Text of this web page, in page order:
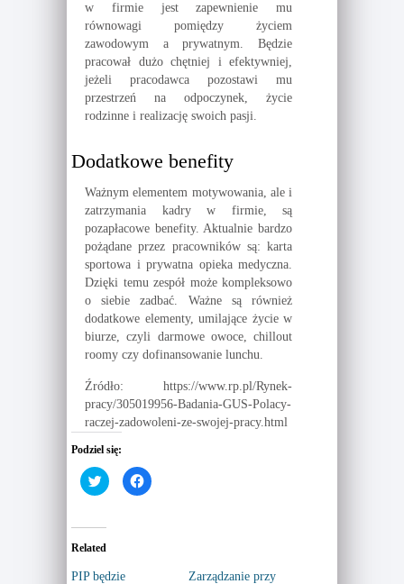
w firmie jest zapewnienie mu
równowagi pomiędzy życiem
zawodowym a prywatnym. Będzie
pracował dużo chętniej i efektywniej,
jeżeli pracodawca pozostawi mu
przestrzeń na odpoczynek, życie
rodzinne i realizację swoich pasji.
Dodatkowe benefity
Ważnym elementem motywowania, ale i
zatrzymania kadry w firmie, są
pozapłacowe benefity. Aktualnie bardzo
pożądane przez pracowników są: karta
sportowa i prywatna opieka medyczna.
Dzięki temu zespół może kompleksowo
o siebie zadbać. Ważne są również
dodatkowe elementy, umilające życie w
biurze, czyli darmowe owoce, chillout
roomy czy dofinansowanie lunchu.
Źródło: https://www.rp.pl/Rynek-
pracy/305019956-Badania-GUS-Polacy-
raczej-zadowoleni-ze-swojej-pracy.html
Podziel się:
C
l
t
o
s
a
C
l
Related
PIP będzie Zarządzanie przy